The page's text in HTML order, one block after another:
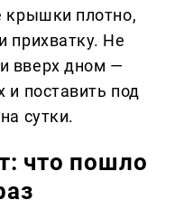
крышки плотно,
прихватку. Не
вверх дном —
и поставить под
сутки.
что пошло